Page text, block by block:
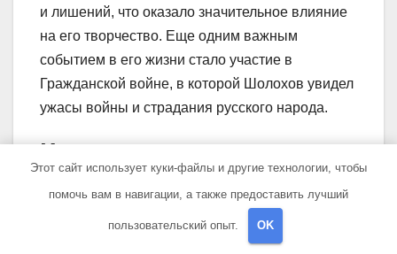
и лишений, что оказало значительное влияние
на его творчество. Еще одним важным
событием в его жизни стало участие в
Гражданской войне, в которой Шолохов увидел
ужасы войны и страдания русского народа.
Какие произведения
Шолохова считаются его
главными достижениями?
Этот сайт использует куки-файлы и другие технологии, чтобы
помочь вам в навигации, а также предоставить лучший
пользовательский опыт. OK